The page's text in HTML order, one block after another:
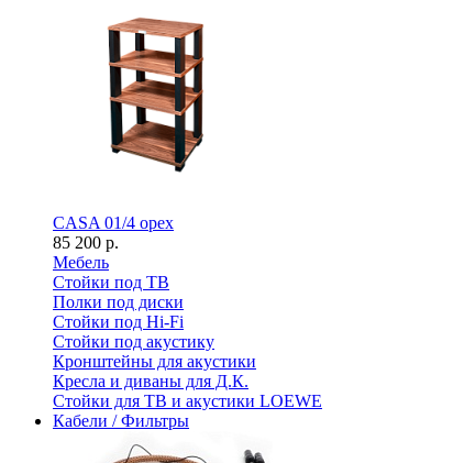
CASA 01/4 орех
85 200 р.
Мебель
Стойки под ТВ
Полки под диски
Стойки под Hi-Fi
Стойки под акустику
Кронштейны для акустики
Кресла и диваны для Д.К.
Стойки для ТВ и акустики LOEWE
Кабели / Фильтры